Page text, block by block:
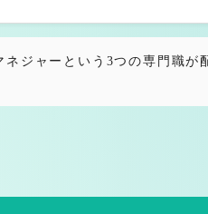
護従事者向け
ジャーという3つの専門職が